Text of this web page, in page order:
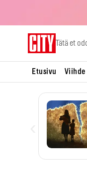
Tätä et
Etusivu Viihde